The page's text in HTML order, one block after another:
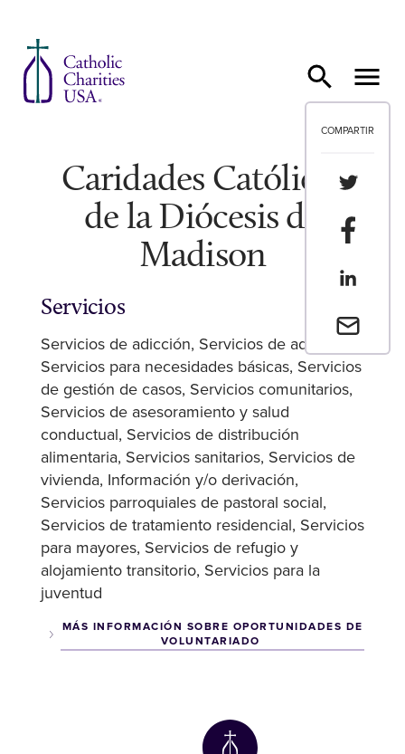
COMPARTIR
Envia un
Caridades Católicas
de la Diócesis de
Madison
Servicios
Servicios de adicción Servicios de adopción
Servicios para necesidades básicas Servicios
de gestión de casos Servicios comunitarios
Servicios de asesoramiento y salud
conductual Servicios de distribución
alimentaria Servicios sanitarios Servicios de
vivienda Información y/o derivación
Servicios parroquiales de pastoral social
Servicios de tratamiento residencial Servicios
para mayores Servicios de refugio y
alojamiento transitorio Servicios para la
juventud
MÁS INFORMACIÓN SOBRE OPORTUNIDADES DE
VOLUNTARIADO